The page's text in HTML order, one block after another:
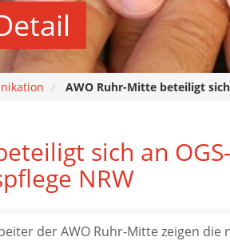
AWO Ruhr-Mitte beteiligt
sich an
NRW
der AWO Ruhr-Mitte zeigen die